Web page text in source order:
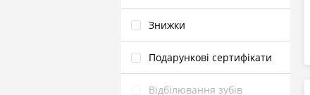
Знижки
Подарункові сертифікати
Відбілювання зубів